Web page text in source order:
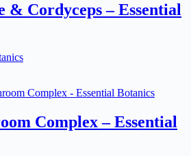
& Cordyceps – Essential
Complex – Essential